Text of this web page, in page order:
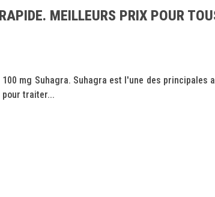
MEILLEURS PRIX POUR
mg Suhagra. Suhagra est l'une des principales
traiter...